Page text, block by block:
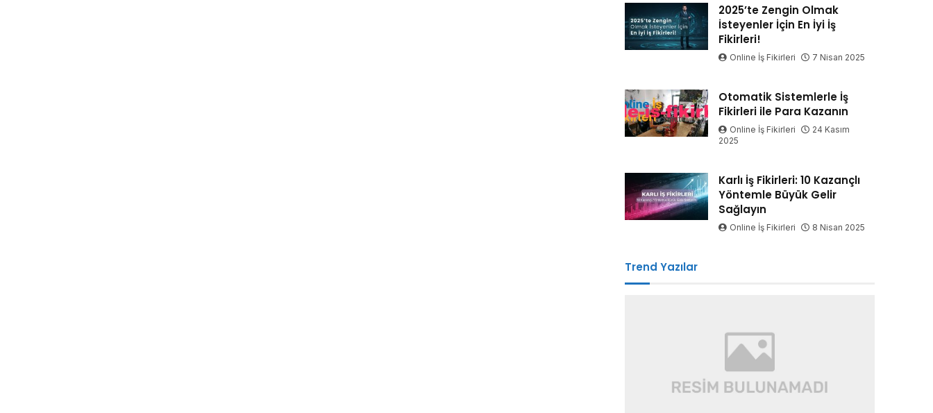
2025’te Zengin Olmak
İsteyenler İçin En İyi İş
Fikirleri!
Online İş Fikirleri 7 Nisan 2025
Otomatik Sistemlerle İş
Fikirleri ile Para Kazanın
Online İş Fikirleri
24 Kasım
2025
Karlı İş Fikirleri: 10 Kazançlı
Yöntemle Büyük Gelir
Sağlayın
Online İş Fikirleri 8 Nisan 2025
Trend Yazılar